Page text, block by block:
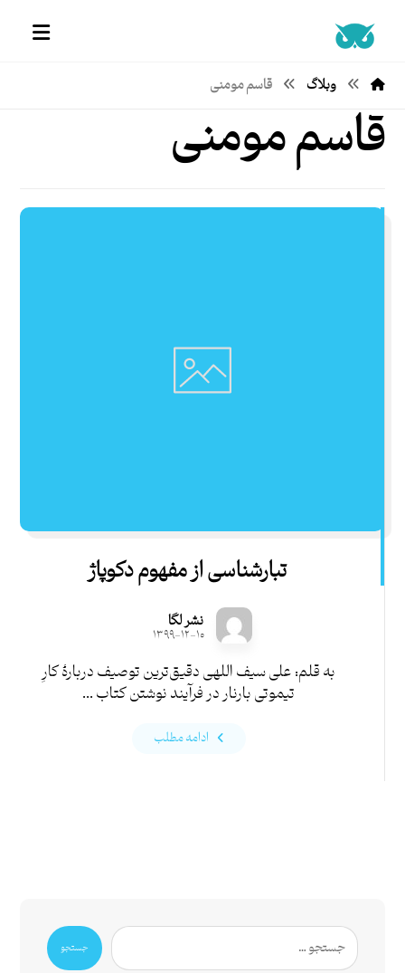
وبلاگ قاسم مومنی
قاسم مومنی
تبارشناسی از مفهوم دکوپاژ
نشر لگا
۱۳۹۹-۱۲-۱۰
به قلم: علی سیف اللهی دقیق‌ترین توصیف دربارۀ کارِ
تیموتی بارنار در فرآیند نوشتن کتاب ...
ادامه مطلب
جستجو